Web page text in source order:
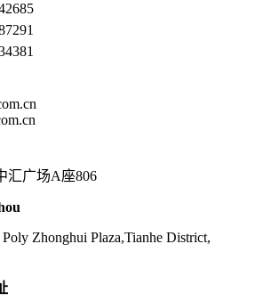
汇广场A座806
Zhonghui Plaza,Tianhe District,